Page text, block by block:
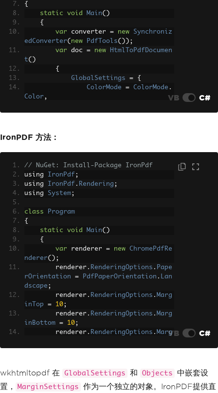
{
static
void Main()
{
var converter = new
Synchroniz
edConverter( new PdfTools());
var doc = new
HtmlToPdfDocumen
t()
{
GlobalSettings
=
{
ColorMode
= ColorMode .
Color ,
A4,
ttings() { Top = 10, Bottom = 10,
Left
=
10 Right 10
},
Objects
=
ObjectSettings
l"
WebSettings
faultEncoding
"utf-8"
};
byte
pdf converter . Convert
(
File
WriteAllBytes ( "custom-out
put.pdf" , pdf
}
}
VB C#
IronPDF 方法：
// NuGet: Install-Package IronPdf
using IronPdf ;
using IronPdf . Rendering ;
using System;
class
Program
{
static
void Main()
{
var renderer = new
ChromePdfRe
nderer();
        renderer
. RenderingOptions . Pape
rOrientation
= PdfPaperOrientation . Lan
dscape ;
        renderer
. RenderingOptions . Marg
inTop
= 10;
        renderer
. RenderingOptions . Marg
inBottom
= 10;
        renderer
. RenderingOptions . Marg
        renderer
. RenderingOptions .
Pape
rSize
;
VB C#
wkhtmltopdf 在 GlobalSettings 和 Objects
中嵌套设
置，
MarginSettings
作为一个独立的对象。IronPDF提供直